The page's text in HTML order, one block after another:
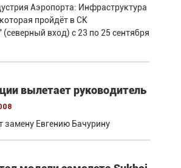
Аэропорта: Инфраструктура
пройдёт в СК
вход) с 23 по 25 сентября
вылетает руководитель
замену Евгению Бачурину